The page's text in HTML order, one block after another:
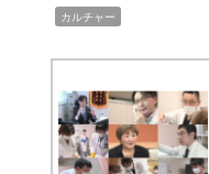
カルチャー